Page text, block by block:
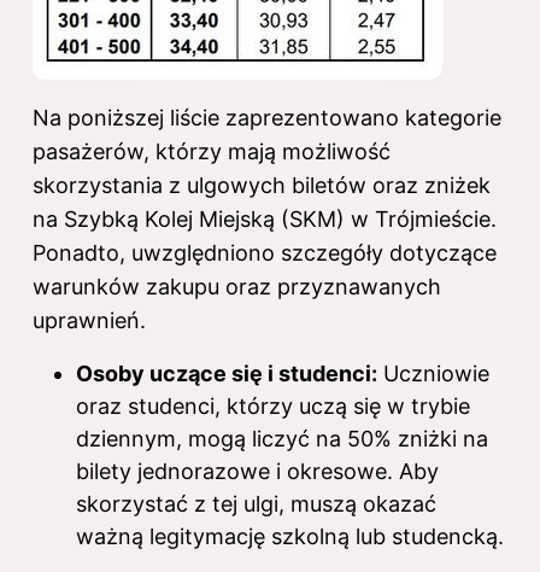
Na poniższej liście zaprezentowano kategorie
pasażerów, którzy mają możliwość
skorzystania z ulgowych biletów oraz zniżek
na Szybką Kolej Miejską (SKM) w Trójmieście.
Ponadto, uwzględniono szczegóły dotyczące
warunków zakupu oraz przyznawanych
uprawnień.
Osoby uczące się i studenci: Uczniowie
oraz studenci, którzy uczą się w trybie
dziennym, mogą liczyć na 50% zniżki na
bilety jednorazowe i okresowe. Aby
skorzystać z tej ulgi, muszą okazać
ważną legitymację szkolną lub studencką.